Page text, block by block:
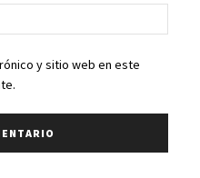
web:
y sitio web en este